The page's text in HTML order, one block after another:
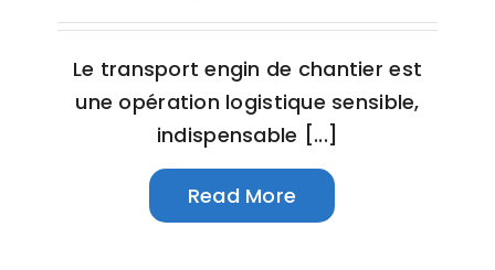
Le transport engin de chantier est
une opération logistique sensible,
indispensable [...]
Read More